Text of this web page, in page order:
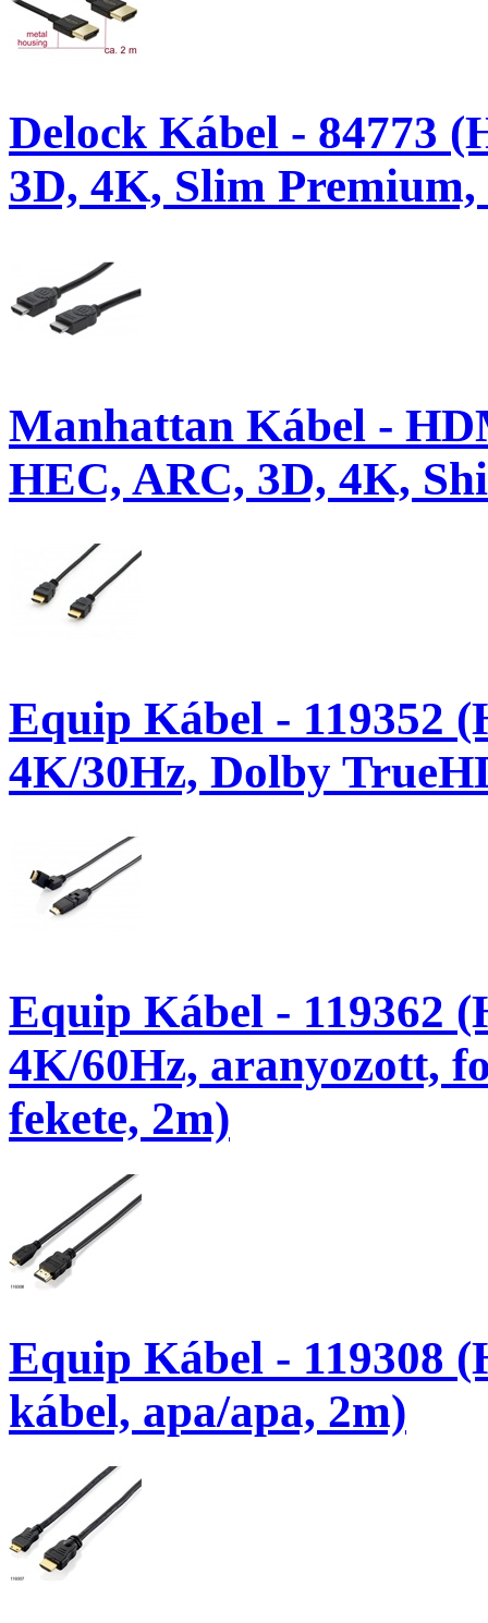
Delock Kábel - 84773
3D, 4K, Slim Premium,
Manhattan Kábel -
HEC, ARC, 3D, 4K,
Equip Kábel - 119352
4K/30Hz, Dolby
Equip Kábel - 119362
4K/60Hz, aranyozott,
fekete, 2m)
Equip Kábel - 119308
kábel, apa/apa, 2m)